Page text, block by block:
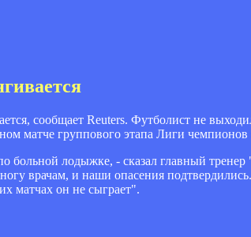
сообщает Reuters. Футболист не
матче группового этапа Лиги
больной лодыжке, - сказал главный
врачам, и наши опасения
матчах он не сыграет".